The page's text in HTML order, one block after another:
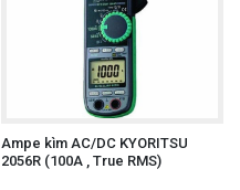
Ampe kìm AC/DC KYORITSU
2056R (100A , True RMS)